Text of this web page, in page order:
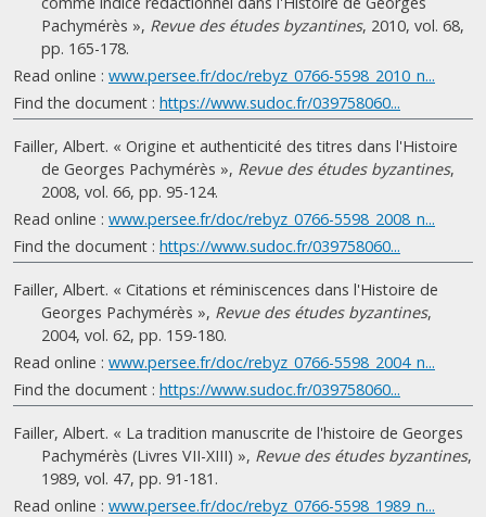
Pachymérès », Revue des études byzantines, 2010, vol. 68,
pp. 165-178.
Read online : www.persee.fr/doc/rebyz_0766-5598_2010_n...
Find the document : https://www.sudoc.fr/039758060...
Failler, Albert. « Origine et authenticité des titres dans l'Histoire
de Georges Pachymérès », Revue des études byzantines,
2008, vol. 66, pp. 95-124.
Read online : www.persee.fr/doc/rebyz_0766-5598_2008_n...
Find the document : https://www.sudoc.fr/039758060...
Failler, Albert. « Citations et réminiscences dans l'Histoire de
Georges Pachymérès », Revue des études byzantines,
2004, vol. 62, pp. 159-180.
Read online : www.persee.fr/doc/rebyz_0766-5598_2004_n...
Find the document : https://www.sudoc.fr/039758060...
Failler, Albert. « La tradition manuscrite de l'histoire de Georges
Pachymérès (Livres VII-XIII) », Revue des études byzantines,
1989, vol. 47, pp. 91-181.
Read online : www.persee.fr/doc/rebyz_0766-5598_1989_n...